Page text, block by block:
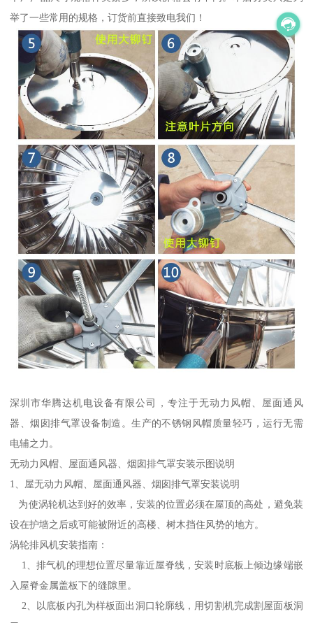
举了一些常用的规格，订货前直接致电我们！
深圳市华腾达机电设备有限公司，专注于无动力风帽、屋面通风
器、烟囱排气罩设备制造。生产的不锈钢风帽质量轻巧，运行无需
电辅之力。
无动力风帽、屋面通风器、烟囱排气罩安装示图说明
1、屋无动力风帽、屋面通风器、烟囱排气罩安装说明
为使涡轮机达到好的效率，安装的位置必须在屋顶的高处，避免装
设在护墙之后或可能被附近的高楼、树木挡住风势的地方。
涡轮排风机安装指南：
1、排气机的理想位置尽量靠近屋脊线，安装时底板上倾边缘端嵌
入屋脊金属盖板下的缝隙里。
2、以底板内孔为样板面出洞口轮廓线，用切割机完成割屋面板洞